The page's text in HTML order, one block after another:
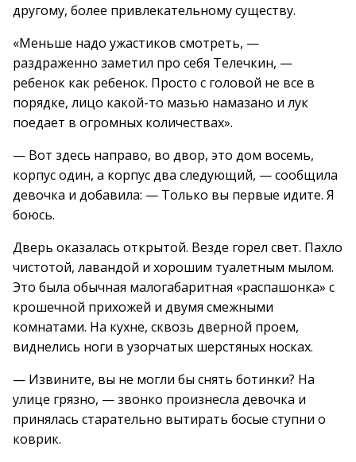
другому, более привлекательному существу.
«Меньше надо ужастиков смотреть, —
раздраженно заметил про себя Телечкин, —
ребенок как ребенок. Просто с головой не все в
порядке, лицо какой-то мазью намазано и лук
поедает в огромных количествах».
— Вот здесь направо, во двор, это дом восемь,
корпус один, а корпус два следующий, — сообщила
девочка и добавила: — Только вы первые идите. Я
боюсь.
Дверь оказалась открытой. Везде горел свет. Пахло
чистотой, лавандой и хорошим туалетным мылом.
Это была обычная малогабаритная «распашонка» с
крошечной прихожей и двумя смежными
комнатами. На кухне, сквозь дверной проем,
виднелись ноги в узорчатых шерстяных носках.
— Извините, вы не могли бы снять ботинки? На
улице грязно, — звонко произнесла девочка и
принялась старательно вытирать босые ступни о
коврик.